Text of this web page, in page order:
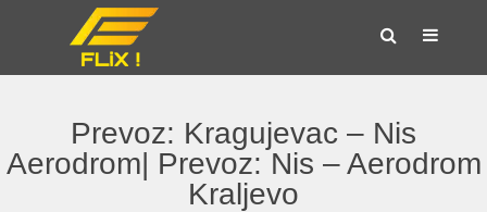
Prevoz: Kragujevac – Nis
Aerodrom| Prevoz: Nis – Aerodrom
Kraljevo